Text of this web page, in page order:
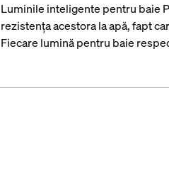
Luminile inteligente pentru baie
rezistența acestora la apă, fapt
Fiecare lumină pentru baie